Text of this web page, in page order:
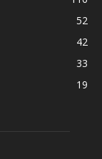
52
42
33
19